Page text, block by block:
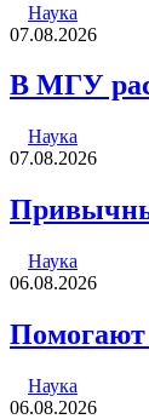
Наука
07.08.2026
В МГУ
Наука
07.08.2026
Наука
06.08.2026
Помогают
Наука
06.08.2026